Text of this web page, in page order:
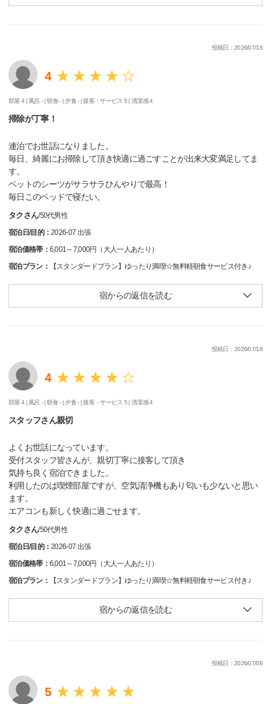
投稿日：2026/07/18
4
部屋 4 | 風呂 - |朝食 - | 夕食 - |接客・サービス 5 |清潔感 4
掃除が丁寧！
連泊でお世話になりました。
毎日、綺麗にお掃除して頂き快適に過ごすことが出来大変満足してま
す。
ベットのシーツがサラサラひんやりで最高！
毎日このベッドで寝たい。
タクさん/50代男性
宿泊日/目的：2026-07 出張
宿泊価格帯： 6,001～7,000円（大人一人あたり）
宿泊プラン：
【スタンダードプラン】ゆったり満喫☆無料軽朝食サービス付き♪
宿からの返信を読む
投稿日：2026/07/18
4
部屋 4 | 風呂 - |朝食 - | 夕食 - |接客・サービス 5 |清潔感 4
スタッフさん親切
よくお世話になっています。
受付スタッフ皆さんが、親切丁寧に接客して頂き
気持ち良く宿泊できました。
利用したのは喫煙部屋ですが、空気清浄機もあり匂いも少ないと思い
ます。
エアコンも新しく快適に過ごせます。
タクさん/50代男性
宿泊日/目的：2026-07 出張
宿泊価格帯： 6,001～7,000円（大人一人あたり）
宿泊プラン：
【スタンダードプラン】ゆったり満喫☆無料軽朝食サービス付き♪
宿からの返信を読む
投稿日：2026/07/08
5